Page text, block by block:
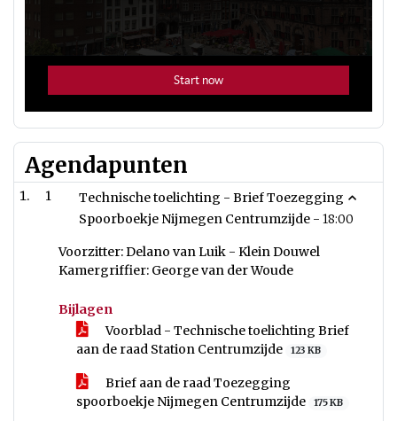
Agendapunten
1
Technische toelichting - Brief Toezegging
Spoorboekje Nijmegen Centrumzijde -18:00
Voorzitter: Delano van Luik - Klein Douwel
Kamergriffier: George van der Woude
Bijlagen
Voorblad - Technische toelichting Brief
aan de raad Station Centrumzijde
123 KB
Brief aan de raad Toezegging
spoorboekje Nijmegen Centrumzijde
175 KB